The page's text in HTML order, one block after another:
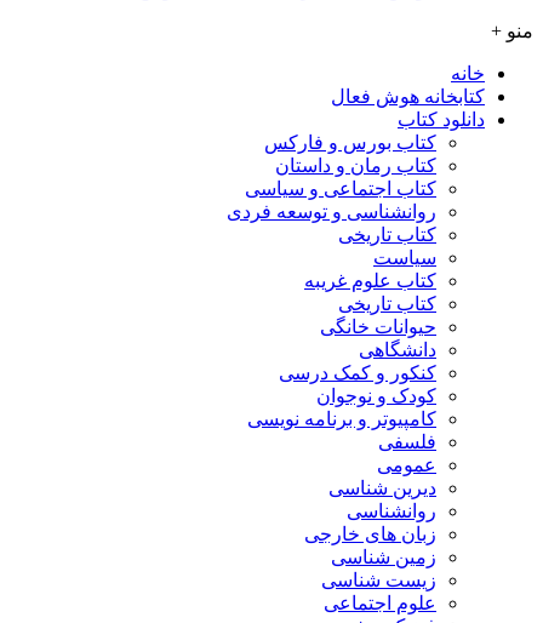
منو +
خانه
کتابخانه هوش فعال
دانلود کتاب
کتاب بورس و فارکس
کتاب رمان و داستان
کتاب اجتماعی و سیاسی
روانشناسی و توسعه فردی
کتاب تاریخی
سیاست
کتاب علوم غریبه
کتاب تاریخی
حیوانات خانگی
دانشگاهی
کنکور و کمک‌ درسی
کودک و نوجوان
کامپیوتر و برنامه نویسی
فلسفی
عمومی
دیرین شناسی
روانشناسی
زبان های خارجی
زمین شناسی
زیست شناسی
علوم اجتماعی